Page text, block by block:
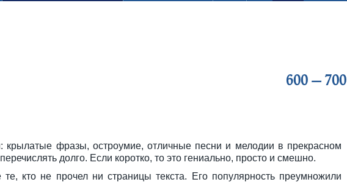
600 — 700
крылатые фразы, остроумие, отличные песни и мелодии в прекрасном
долго. Если коротко, то это гениально, просто и смешно.
кто не прочел ни страницы текста. Его популярность преумножили